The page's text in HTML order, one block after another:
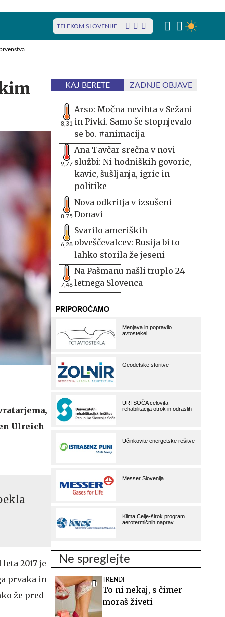
TELEKOM SLOVENIJE
Ulreich
2017 je
prvaka in
že pred
KAJ BERETE ZADNJE OBJAVE
8,31
Arso: Močna nevihta v Sežani
in Pivki. Samo še stopnjevalo
se bo. #animacija
9,77
Ana Tavčar srečna v novi
službi: Ni hodniških govoric,
kavic, šušljanja, igric in
politike
8,75
Nova odkritja v izsušeni
Donavi
6,28
Svarilo ameriških
obveščevalcev: Rusija bi to
lahko storila že jeseni
7,46
Na Pašmanu našli truplo 24-
letnega Slovenca
Ne spreglejte
TRENDI
To ni nekaj, s čimer
moraš živeti